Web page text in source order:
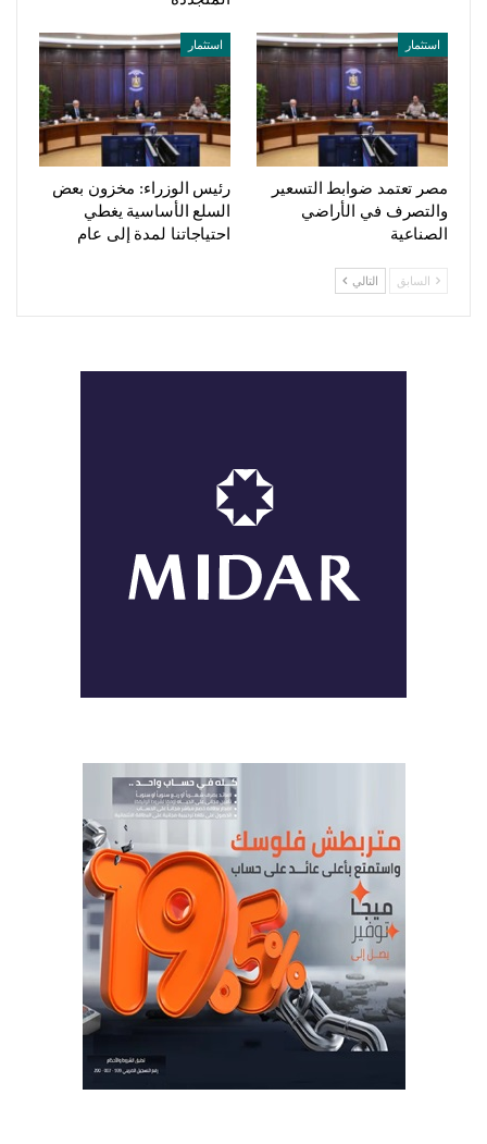
استثمار
مصر تعتمد ضوابط التسعير
والتصرف في الأراضي
الصناعية
استثمار
رئيس الوزراء: مخزون بعض
السلع الأساسية يغطي
احتياجاتنا لمدة إلى عام
السابق التالي